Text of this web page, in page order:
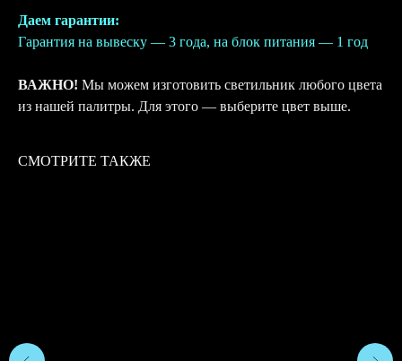
Даем гарантии:
Гарантия на вывеску — 3 года, на блок питания — 1 год
ВАЖНО! Мы можем изготовить светильник любого цвета
из нашей палитры. Для этого — выберите цвет выше.
СМОТРИТЕ ТАКЖЕ